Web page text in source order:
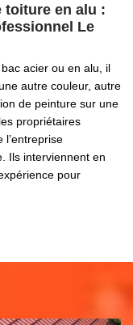
toiture en alu :
Le
acier ou en alu, il
autre couleur, autre
de peinture sur une
propriétaires
l’entreprise
Ils interviennent en
pour